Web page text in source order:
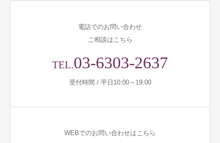
電話でのお問い合わせ
ご相談はこちら
TEL.03-6303-2637
受付時間 / 平日10:00～19:00
WEBでのお問い合わせはこちら